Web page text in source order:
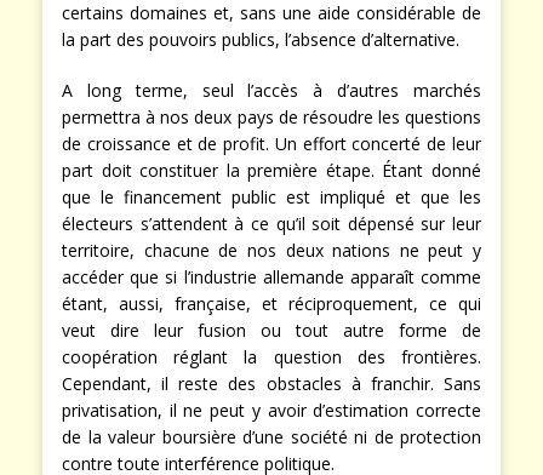
surcapacités inutiles, des exportations limitées dans
certains domaines et, sans une aide considérable de
A long terme, seul l’accès à d’autres marchés
permettra à nos deux pays de résoudre les questions
de croissance et de profit. Un effort concerté de leur
part doit constituer la première étape. Étant donné
que le financement public est impliqué et que les
électeurs s’attendent à ce qu’il soit dépensé sur leur
territoire, chacune de nos deux nations ne peut y
accéder que si l’industrie allemande apparaît comme
étant, aussi, française, et réciproquement, ce qui
veut dire leur fusion ou tout autre forme de
coopération réglant la question des frontières.
Cependant, il reste des obstacles à franchir. Sans
privatisation, il ne peut y avoir d’estimation correcte
de la valeur boursière d’une société ni de protection